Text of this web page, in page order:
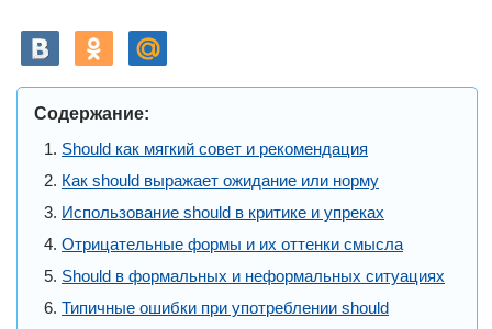
Содержание:
Should как мягкий совет и рекомендация
Как should выражает ожидание или норму
Использование should в критике и упреках
Отрицательные формы и их оттенки смысла
Should в формальных и неформальных ситуациях
Типичные ошибки при употреблении should